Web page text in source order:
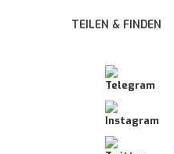
TEILEN & FINDEN